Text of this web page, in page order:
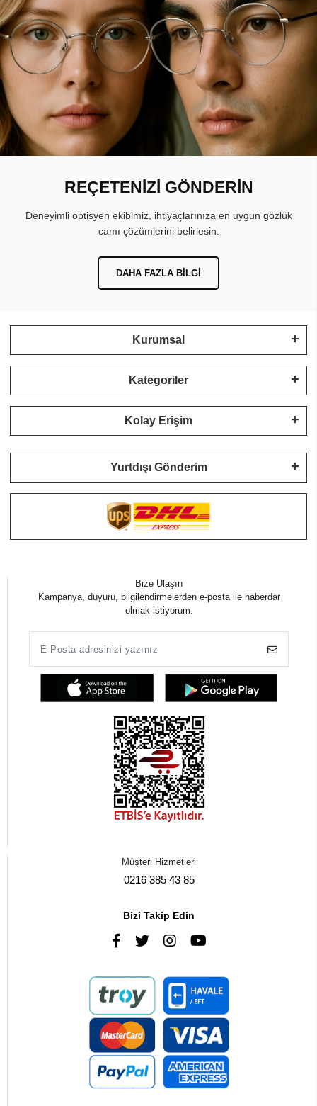
REÇETENİZİ GÖNDERİN
Deneyimli optisyen ekibimiz, ihtiyaçlarınıza en uygun gözlük
camı çözümlerini belirlesin.
DAHA FAZLA BILGI
Kurumsal
Kategoriler
Kolay Erişim
Yurtdışı Gönderim
Bize Ulaşın
Kampanya, duyuru, bilgilendirmelerden e-posta ile haberdar
olmak istiyorum.
Müşteri Hizmetleri
0216 385 43 85
Bizi Takip Edin